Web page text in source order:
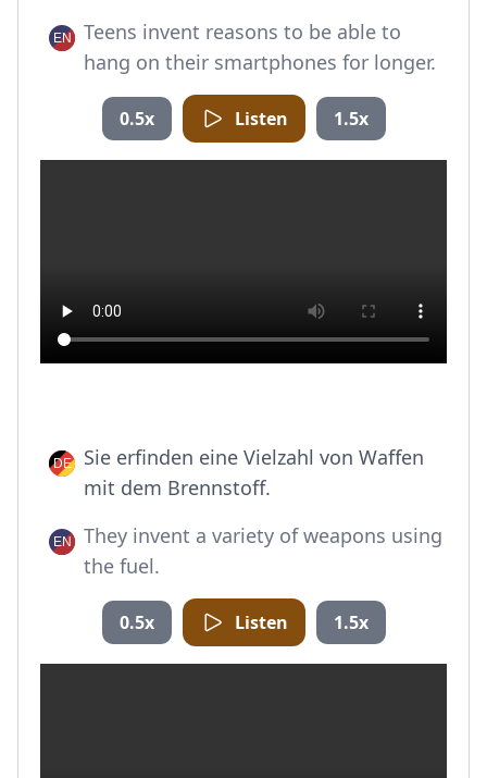
Teens invent reasons to be able to
hang on their smartphones for longer.
0.5x Listen 1.5x
Sie erfinden eine Vielzahl von Waffen
mit dem Brennstoff.
They invent a variety of weapons using
the fuel.
0.5x Listen 1.5x